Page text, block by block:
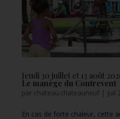
Jeudi 30 juillet et 13 août
Le manège du Contrevent
par chateau.chateauneuf| Juil
En cas de forte chaleur, cette